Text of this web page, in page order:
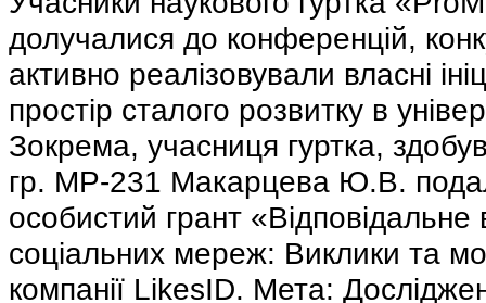
долучалися до конференцій,
активно реалізовували власні
простір сталого розвитку в
Зокрема, учасниця гуртка,
гр. МР-231 Макарцева Ю.В.
особистий грант «Відповідальне
соціальних мереж: Виклики та
компанії LikesID. Мета: